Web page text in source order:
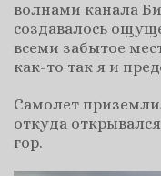
волнами канала
создавалось
всеми забытое
как-то так я и
Самолет
откуда
гор.